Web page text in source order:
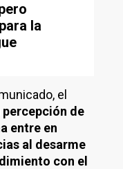
la
el
percepción de
entre en
al desarme
con el